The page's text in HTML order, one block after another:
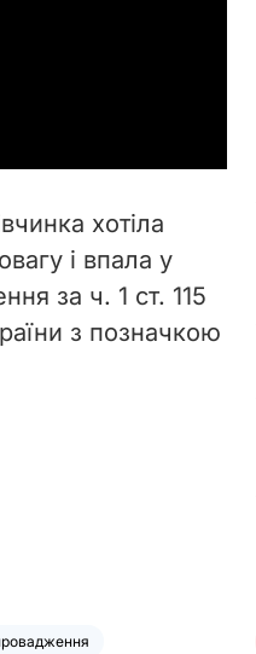
хотіла
і впала у
за ч. 1 ст. 115
з позначкою